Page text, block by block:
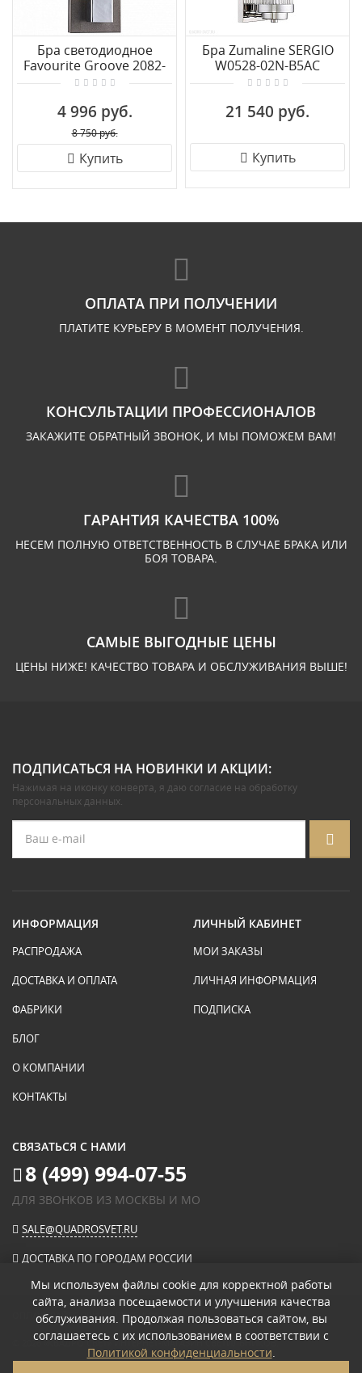
Бра светодиодное
Favourite Groove 2082-
1W
4 996 руб.
8 750 руб.
Купить
Бра Zumaline SERGIO
W0528-02N-B5AC
21 540 руб.
Купить
ОПЛАТА ПРИ ПОЛУЧЕНИИ
ПЛАТИТЕ КУРЬЕРУ В МОМЕНТ ПОЛУЧЕНИЯ.
КОНСУЛЬТАЦИИ ПРОФЕССИОНАЛОВ
ЗАКАЖИТЕ ОБРАТНЫЙ ЗВОНОК, И МЫ ПОМОЖЕМ ВАМ!
ГАРАНТИЯ КАЧЕСТВА 100%
НЕСЕМ ПОЛНУЮ ОТВЕТСТВЕННОСТЬ В СЛУЧАЕ БРАКА ИЛИ
БОЯ ТОВАРА.
САМЫЕ ВЫГОДНЫЕ ЦЕНЫ
ЦЕНЫ НИЖЕ! КАЧЕСТВО ТОВАРА И ОБСЛУЖИВАНИЯ ВЫШЕ!
ПОДПИСАТЬСЯ НА НОВИНКИ И АКЦИИ:
Нажимая на иконку конверта, я даю согласие на обработку
персональных данных.
ИНФОРМАЦИЯ
РАСПРОДАЖА
ДОСТАВКА И ОПЛАТА
ФАБРИКИ
БЛОГ
О КОМПАНИИ
КОНТАКТЫ
ЛИЧНЫЙ КАБИНЕТ
МОИ ЗАКАЗЫ
ЛИЧНАЯ ИНФОРМАЦИЯ
ПОДПИСКА
СВЯЗАТЬСЯ С НАМИ
8 (499) 994-07-55
ДЛЯ ЗВОНКОВ ИЗ МОСКВЫ И МО
SALE@QUADROSVET.RU
ДОСТАВКА ПО ГОРОДАМ РОССИИ
ОПЛАЧИВАЙТЕ ПРИ ПОЛУЧЕНИИ
© 2026«КВАДРО СВЕТ» ИНТЕРНЕТ-МАГАЗИН СВЕТИЛЬНИКОВ.
ПОЛИТИКА КОНФИДЕНЦИАЛЬНОСТИ
Мы используем файлы cookie для корректной работы
сайта, анализа посещаемости и улучшения качества
обслуживания. Продолжая пользоваться сайтом, вы
соглашаетесь с их использованием в соответствии с
Политикой конфиденциальности.